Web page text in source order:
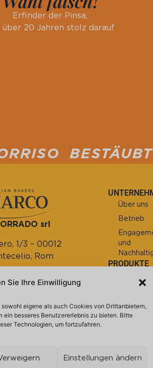
Sie Ihre Einwilligung
eigene als auch Cookies von Drittanbietern,
ein besseres Benutzererlebnis zu bieten. Bitte
Technologien, um fortzufahren.
Einstellungen ändern
Erfinder der Pinsa,
über 20 Jahren stolz darauf
MEHL
srl
1/3 – 00012
Rom
Über uns
Betrieb
und
PRODUKTE
Die
Die Mehle